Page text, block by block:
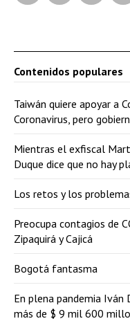
Contenidos populares
Taiwán quiere apoyar a
Coronavirus, pero
Mientras el exfiscal
Duque dice que no hay
Los retos y los
Preocupa contagios de
Zipaquirá y Cajicá
Bogotá fantasma
En plena pandemia Iván
más de $ 9 mil 600